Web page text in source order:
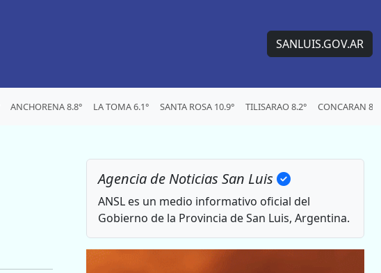
SANLUIS.GOV.AR
ANCHORENA 8.8° LA TOMA 6.1° SANTA ROSA 10.9° TILISARAO 8.2° CONCARAN 8°
Agencia de Noticias San Luis
ANSL es un medio informativo oficial del
Gobierno de la Provincia de San Luis, Argentina.